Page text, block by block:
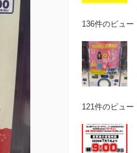
136件のビュー
121件のビュー